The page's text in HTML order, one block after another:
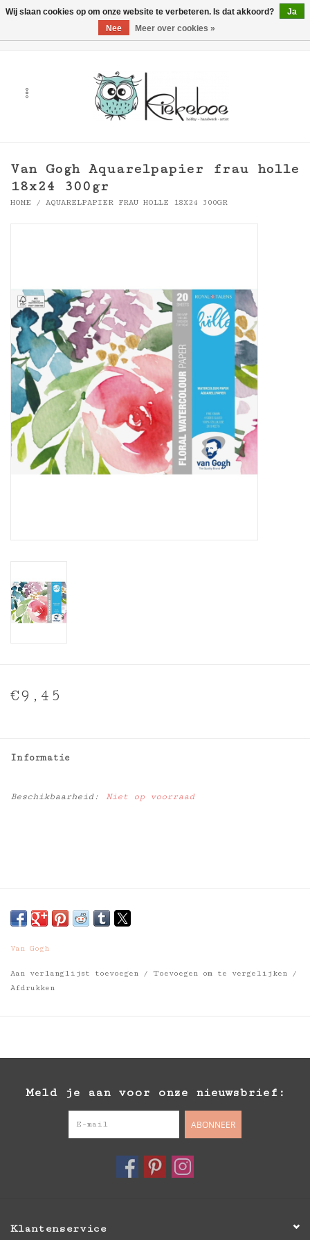
Handwerk & Textiel
Workshops
Inlijsting
Over ons
Springkasteel
Van Gogh Aquarelpapier frau holle
18x24 300gr
HOME / AQUARELPAPIER FRAU HOLLE 18X24 300GR
€9,45
Informatie
Beschikbaarheid: Niet op voorraad
Van Gogh
Aan verlanglijst toevoegen / Toevoegen om te vergelijken
/
Afdrukken
Meld je aan voor onze nieuwsbrief:
ABONNEER
Klantenservice
Wij slaan cookies op om onze website te verbeteren. Is dat akkoord?
Ja
Nee
Meer over cookies »